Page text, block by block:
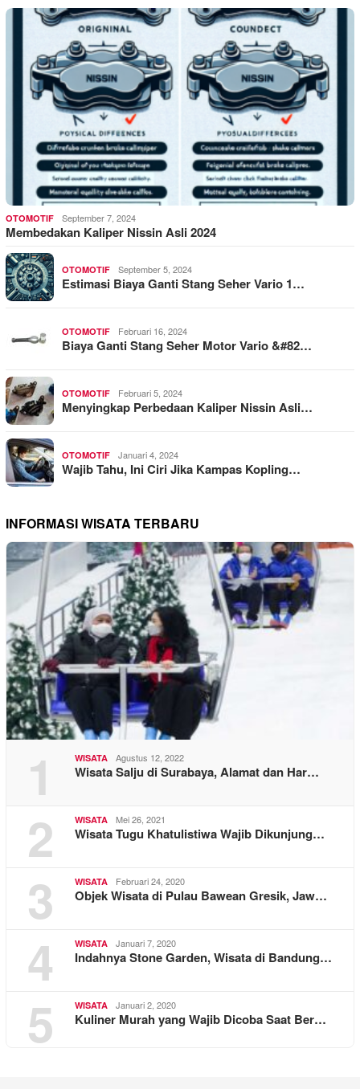
OTOMOTIF September 7, 2024
Membedakan Kaliper Nissin Asli 2024
OTOMOTIF September 5, 2024
Estimasi Biaya Ganti Stang Seher Vario 1…
OTOMOTIF Februari 16, 2024
Biaya Ganti Stang Seher Motor Vario &#82…
OTOMOTIF Februari 5, 2024
Menyingkap Perbedaan Kaliper Nissin Asli…
OTOMOTIF Januari 4, 2024
Wajib Tahu, Ini Ciri Jika Kampas Kopling…
INFORMASI WISATA TERBARU
1 WISATA Agustus 12, 2022
Wisata Salju di Surabaya, Alamat dan Har…
2 WISATA Mei 26, 2021
Wisata Tugu Khatulistiwa Wajib Dikunjung…
3 WISATA Februari 24, 2020
Objek Wisata di Pulau Bawean Gresik, Jaw…
4 WISATA Januari 7, 2020
Indahnya Stone Garden, Wisata di Bandung…
5 WISATA Januari 2, 2020
Kuliner Murah yang Wajib Dicoba Saat Ber…